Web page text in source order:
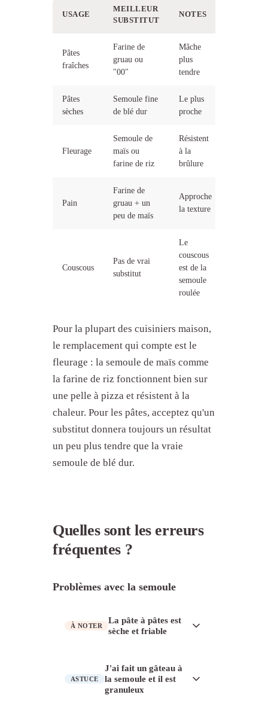
USAGE
MEILLEUR
SUBSTITUT
NOTES
Pâtes
fraîches
Farine de
gruau ou
"00"
Mâche
plus
tendre
Pâtes
sèches
Semoule fine
de blé dur
Le plus
proche
Fleurage
Semoule de
maïs ou
farine de riz
Résistent
à la
brûlure
Pain
Farine de
gruau + un
peu de maïs
Approche
la texture
Couscous
Pas de vrai
substitut
Le
couscous
est de la
semoule
roulée
Pour la plupart des cuisiniers maison,
le remplacement qui compte est le
fleurage : la semoule de maïs comme
la farine de riz fonctionnent bien sur
une pelle à pizza et résistent à la
chaleur. Pour les pâtes, acceptez qu'un
substitut donnera toujours un résultat
un peu plus tendre que la vraie
semoule de blé dur.
Quelles sont les erreurs
fréquentes ?
Problèmes avec la semoule
À NOTER
La pâte à pâtes est
sèche et friable
La semoule de blé dur absorbe l'eau
plus lentement que la farine de blé
tendre et a besoin de temps pour
ASTUCE
J'ai fait un gâteau à
la semoule et il est
granuleux